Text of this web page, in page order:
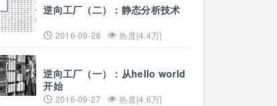
逆向工厂（二）：静态分析技术
2016-09-28 热度{4.4万}
逆向工厂（一）：从hello world
开始
2016-09-27 热度{4.6万}